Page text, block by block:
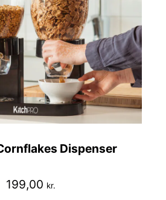
Dispenser
199,00 kr.